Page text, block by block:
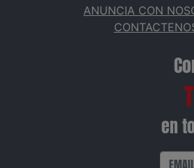
ANUNCIA CON
en